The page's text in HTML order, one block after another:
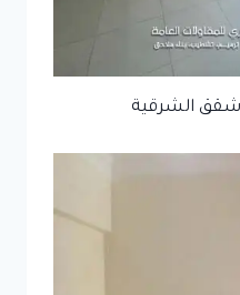
الشرقية